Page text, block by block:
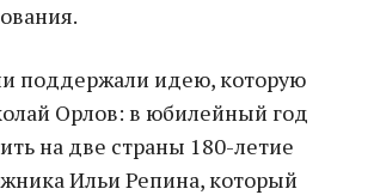
поддержали идею, которую
Орлов: в юбилейный год
на две страны 180-летие
Ильи Репина, который